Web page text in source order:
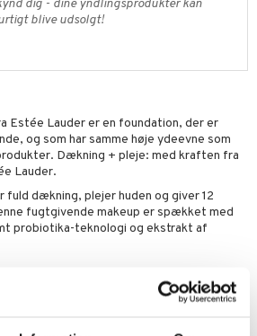
dig - dine yndlingsprodukter kan
blive udsolgt!
Estée Lauder er en foundation, der er
og som har samme høje ydeevne som
Dækning + pleje: med kraften fra
Lauder.
fuld dækning, plejer huden og giver 12
fugtgivende makeup er spækket med
probiotika-teknologi og ekstrakt af
irritation.